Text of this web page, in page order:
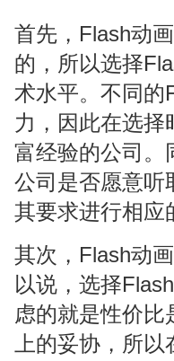
首先，Flash动
的，所以选择
术水平。不同的
力，因此在选择
富经验的公司。
公司是否愿意听
其要求进行相应
其次，Flash动
以说，选择
虑的就是性价比
上的妥协，所